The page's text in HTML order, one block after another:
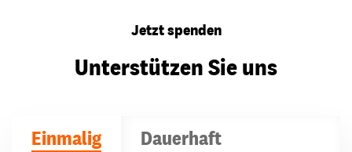
Jetzt spenden
Unterstützen Sie uns
Einmalig Dauerhaft